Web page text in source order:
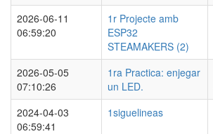
2026-06-11
06:59:20
1r Projecte amb
ESP32
STEAMAKERS (2)
2026-05-05
07:10:26
1ra Practica: enjegar
un LED.
2024-04-03
06:59:41
1siguelineas